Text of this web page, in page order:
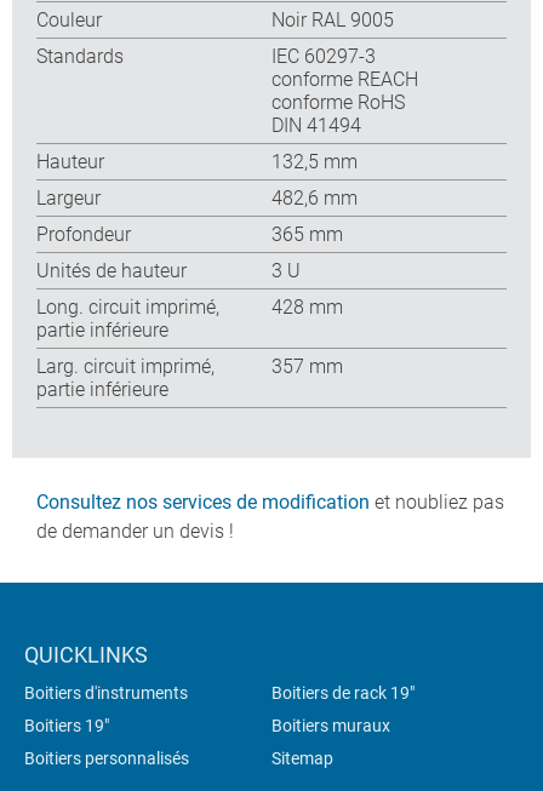
Couleur
Noir RAL 9005
Standards
IEC 60297-3
conforme REACH
conforme RoHS
DIN 41494
Hauteur
132,5 mm
Largeur
482,6 mm
Profondeur
365 mm
Unités de hauteur
3 U
Long. circuit imprimé,
partie inférieure
428 mm
Larg. circuit imprimé,
partie inférieure
357 mm
Consultez nos services de modification et noubliez pas
de demander un devis !
QUICKLINKS
Boitiers d'instruments
Boitiers de rack 19"
Boitiers 19"
Boitiers muraux
Boitiers personnalisés
Sitemap